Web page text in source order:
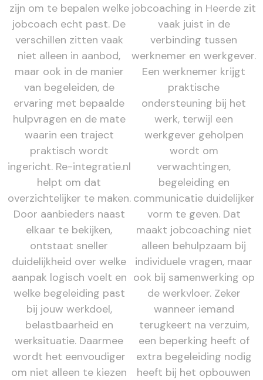
zijn om te bepalen welke
jobcoach echt past. De
verschillen zitten vaak
niet alleen in aanbod,
maar ook in de manier
van begeleiden, de
ervaring met bepaalde
hulpvragen en de mate
waarin een traject
praktisch wordt
ingericht. Re-integratie.nl
helpt om dat
overzichtelijker te maken.
Door aanbieders naast
elkaar te bekijken,
ontstaat sneller
duidelijkheid over welke
aanpak logisch voelt en
welke begeleiding past
bij jouw werkdoel,
belastbaarheid en
werksituatie. Daarmee
wordt het eenvoudiger
om niet alleen te kiezen
jobcoaching in Heerde zit
vaak juist in de
verbinding tussen
werknemer en werkgever.
Een werknemer krijgt
praktische
ondersteuning bij het
werk, terwijl een
werkgever geholpen
wordt om
verwachtingen,
begeleiding en
communicatie duidelijker
vorm te geven. Dat
maakt jobcoaching niet
alleen behulpzaam bij
individuele vragen, maar
ook bij samenwerking op
de werkvloer. Zeker
wanneer iemand
terugkeert na verzuim,
een beperking heeft of
extra begeleiding nodig
heeft bij het opbouwen